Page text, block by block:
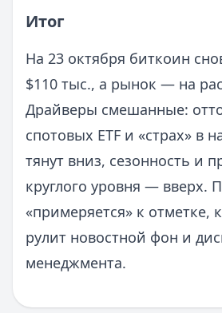
Итог
На 23 октября биткоин
$110 тыс., а рынок — на
Драйверы смешанные:
спотовых ETF и «страх» в
тянут вниз, сезонность и
круглого уровня — вверх.
«примеряется» к отметке,
рулит новостной фон и
менеджмента.